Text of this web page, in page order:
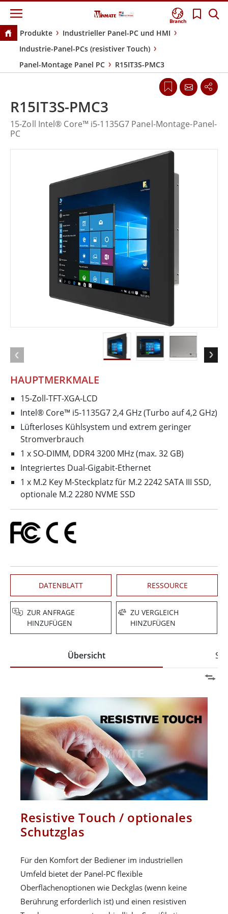
Branch
Produkte
Industrieller Panel-PC und HMI
Industrie-Panel-PCs (resistiver Touch)
Panel-Montage Panel PC
R15IT3S-PMC3
HAUPTMERKMALE
15-Zoll-TFT-XGA-LCD
Intel® Core™ i5-1135G7 2,4 GHz (Turbo auf 4,2 GHz)
Lüfterloses Kühlsystem und extrem geringer
Stromverbrauch
1 x SO-DIMM, DDR4 3200 MHz (max. 32 GB)
Integriertes Dual-Gigabit-Ethernet
1 x M.2 Key M-Steckplatz für M.2 2242 SATA III SSD,
optionale M.2 2280 NVME SSD
DATENBLATT RESSOURCE
ZUR ANFRAGE
HINZUFÜGEN
ZU VERGLEICH
HINZUFÜGEN
R15IT3S-PMC3
15-Zoll Intel® Core™ i5-1135G7 Panel-Montage-Panel-
PC
Übersicht
Resistive Touch / optionales
Schutzglas
Für den Komfort der Bediener im industriellen
Umfeld bietet der Panel-PC flexible
Oberflächenoptionen wie Deckglas (wenn keine
Berührung erforderlich ist) und einen resistiven